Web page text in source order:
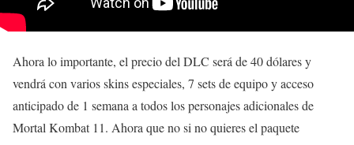
Ahora lo importante, el precio del DLC será de 40 dólares y
vendrá con varios skins especiales, 7 sets de equipo y acceso
anticipado de 1 semana a todos los personajes adicionales de
Mortal Kombat 11. Ahora que no si no quieres el paquete